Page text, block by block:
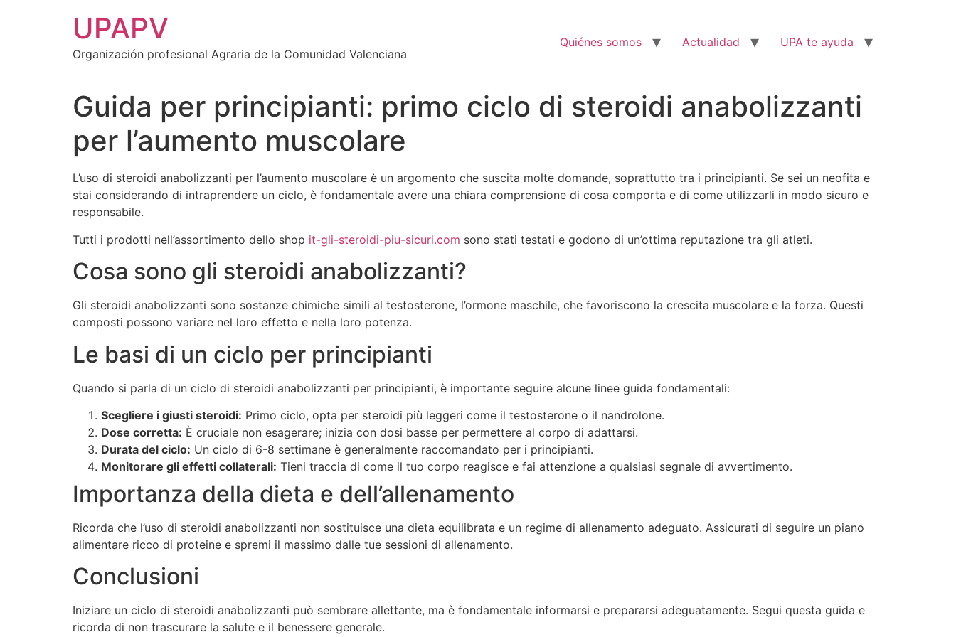
UPAPV
Organización profesional Agraria de la Comunidad Valenciana
Quiénes somos Actualidad UPA te ayuda
Guida per principianti: primo ciclo di steroidi anabolizzanti
per l’aumento muscolare
L’uso di steroidi anabolizzanti per l’aumento muscolare è un argomento che suscita molte domande, soprattutto tra i principianti. Se sei un neofita e
stai considerando di intraprendere un ciclo, è fondamentale avere una chiara comprensione di cosa comporta e di come utilizzarli in modo sicuro e
responsabile.
Tutti i prodotti nell’assortimento dello shop it-gli-steroidi-piu-sicuri.com sono stati testati e godono di un’ottima reputazione tra gli atleti.
Cosa sono gli steroidi anabolizzanti?
Gli steroidi anabolizzanti sono sostanze chimiche simili al testosterone, l’ormone maschile, che favoriscono la crescita muscolare e la forza. Questi
composti possono variare nel loro effetto e nella loro potenza.
Le basi di un ciclo per principianti
Quando si parla di un ciclo di steroidi anabolizzanti per principianti, è importante seguire alcune linee guida fondamentali:
Scegliere i giusti steroidi: Primo ciclo, opta per steroidi più leggeri come il testosterone o il nandrolone.
Dose corretta: È cruciale non esagerare; inizia con dosi basse per permettere al corpo di adattarsi.
Durata del ciclo: Un ciclo di 6-8 settimane è generalmente raccomandato per i principianti.
Monitorare gli effetti collaterali: Tieni traccia di come il tuo corpo reagisce e fai attenzione a qualsiasi segnale di avvertimento.
Importanza della dieta e dell’allenamento
Ricorda che l’uso di steroidi anabolizzanti non sostituisce una dieta equilibrata e un regime di allenamento adeguato. Assicurati di seguire un piano
alimentare ricco di proteine e spremi il massimo dalle tue sessioni di allenamento.
Conclusioni
Iniziare un ciclo di steroidi anabolizzanti può sembrare allettante, ma è fondamentale informarsi e prepararsi adeguatamente. Segui questa guida e
ricorda di non trascurare la salute e il benessere generale.